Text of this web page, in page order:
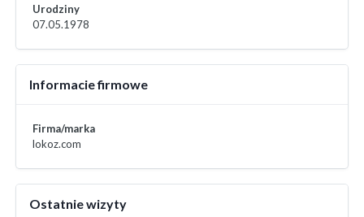
Urodziny
07.05.1978
Informacie firmowe
Firma/marka
lokoz.com
Ostatnie wizyty